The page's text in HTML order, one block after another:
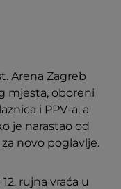
Arena Zagreb
mjesta, oboreni
i PPV-a, a
je narastao od
novo poglavlje.
12. rujna vraća u